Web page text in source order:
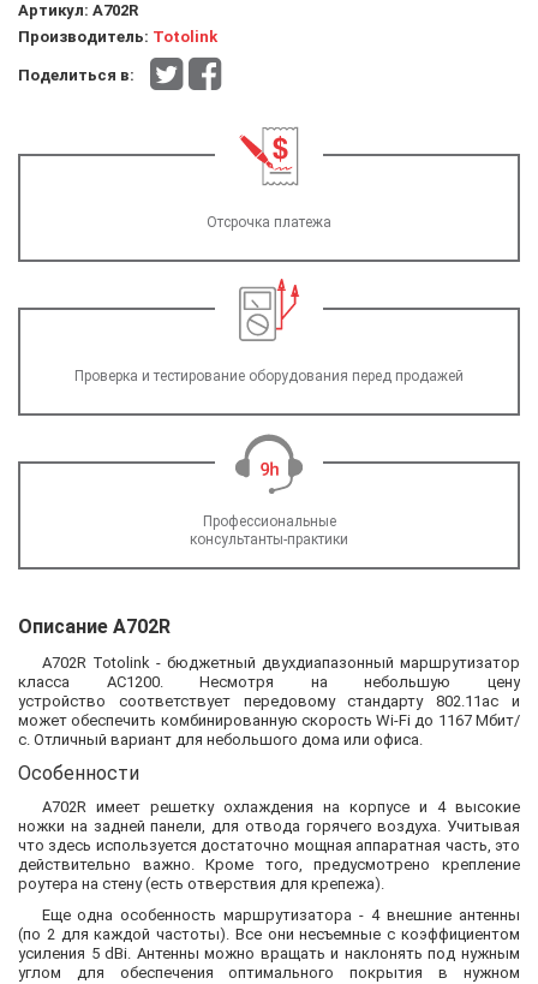
Артикул: A702R
Производитель: Totolink
Поделиться в:
Отсрочка платежа
Проверка и тестирование оборудования перед продажей
Профессиональные
консультанты-практики
Описание A702R
A702R Totolink - бюджетный двухдиапазонный маршрутизатор
класса AC1200. Несмотря на небольшую цену
устройство соответствует передовому стандарту 802.11ac и
может обеспечить комбинированную скорость Wi-Fi до 1167 Мбит/
с. Отличный вариант для небольшого дома или офиса.
Особенности
A702R имеет решетку охлаждения на корпусе и 4 высокие
ножки на задней панели, для отвода горячего воздуха. Учитывая
что здесь используется достаточно мощная аппаратная часть, это
действительно важно. Кроме того, предусмотрено крепление
роутера на стену (есть отверствия для крепежа).
Еще одна особенность маршрутизатора - 4 внешние антенны
(по 2 для каждой частоты). Все они несъемные с коэффициентом
усиления 5 dBi. Антенны можно вращать и наклонять под нужным
углом для обеспечения оптимального покрытия в нужном